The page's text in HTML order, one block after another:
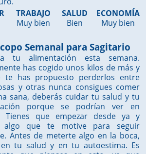
TRABAJO
Muy bien
SALUD
Bien
ECONOMÍA
Muy bien
Semanal para Sagitario
tu alimentación esta semana.
has cogido unos kilos de más y
te has propuesto perderlos entre
y otras nunca consigues comer
sana, deberás cuidar tu salud y tu
porque se podrían ver en
Tienes que empezar desde ya y
algo que te motive para seguir
Antes de meterte algo en la boca,
tu salud y en tu autoestima. Es